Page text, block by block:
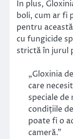
În plus,
boli, cum ar fi
pentru
cu fungicide
strictă în jurul
„Gloxinia
care
speciale
condițiile
poate fi o
cameră.”